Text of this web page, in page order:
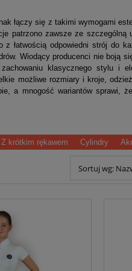
łączy się z takimi wymogami
patrzono zawsze ze szczególną
łatwością odpowiedni strój do
Wiodący producenci nie boją
klasycznego stylu i
możliwe rozmiary i kroje,
a mnogość wariantów sprawi,
Z krótkim rękawem Cylindry
Sortuj wg: